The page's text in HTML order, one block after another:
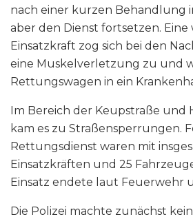
nach einer kurzen Behandlung
aber den Dienst fortsetzen. Eine
Einsatzkraft zog sich bei den
eine Muskelverletzung zu und
Rettungswagen in ein
Im Bereich der Keupstraße und
kam es zu Straßensperrungen.
Rettungsdienst waren mit
Einsatzkräften und 25
Einsatz endete laut Feuerwehr
Die Polizei machte zunächst